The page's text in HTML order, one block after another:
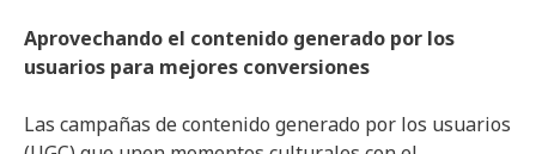
Aprovechando el contenido generado por los
usuarios para mejores conversiones
Las campañas de contenido generado por los usuarios